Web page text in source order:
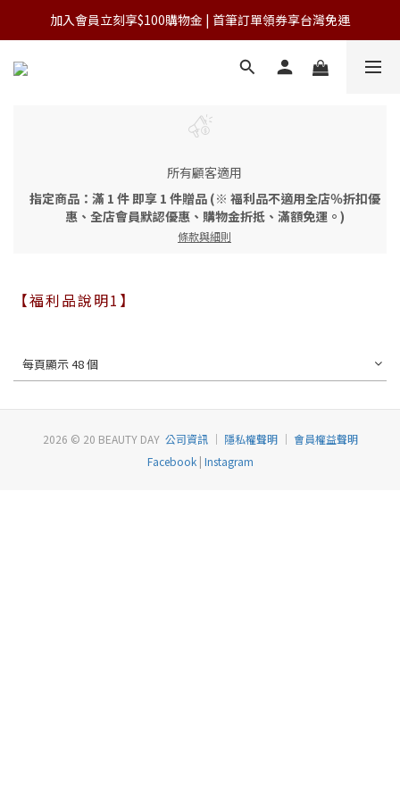
加入會員立刻享$100購物金 | 首筆訂單領券享台灣免運
加入會員立刻享$100購物金 | 首筆訂單領券享台灣免運
單筆滿NT$3,000 免運費(台灣)
所有顧客適用
指定商品：滿 1 件 即享 1 件贈品 (※ 福利品不適用全店％折扣優
惠、全店會員默認優惠、購物金折抵、滿額免運。)
條款與細則
【福利品說明1】
每頁顯示 48 個
2026 © 20 BEAUTY DAY 公司資訊｜ 隱私權聲明 ｜ 會員權益聲明
Facebook| Instagram